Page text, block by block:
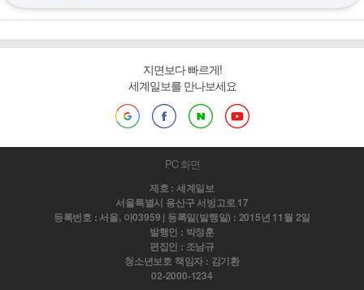
지면보다 빠르게!
세계일보를 만나보세요
PC 화면
제호 : 세계일보
서울특별시 용산구 서빙고로 17
등록번호 : 서울, 아03959 | 등록일(발행일) : 2015년 11월 2일
발행인 : 박정훈
편집인 : 조남규
청소년보호 책임자 : 김기환
02-2000-1234